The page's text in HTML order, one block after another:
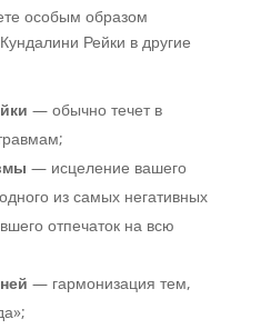
особым образом
Рейки в другие
— обычно течет в
— исцеление вашего
из самых негативных
отпечаток на всю
— гармонизация тем,